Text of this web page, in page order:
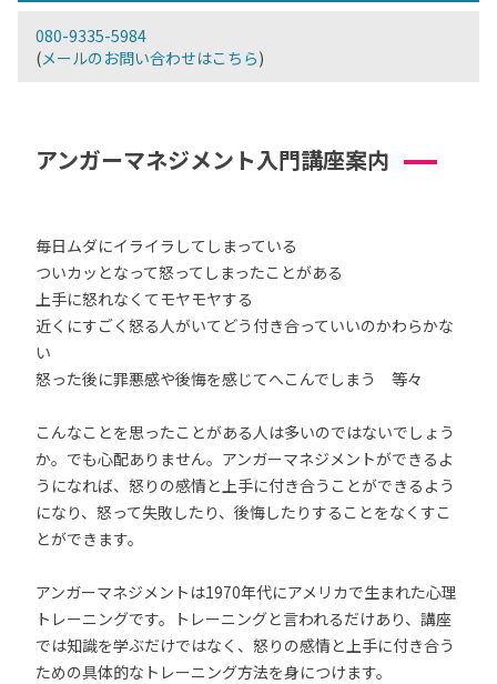
080-9335-5984
(メールのお問い合わせはこちら)
アンガーマネジメント入門講座案内
毎日ムダにイライラしてしまっている
ついカッとなって怒ってしまったことがある
上手に怒れなくてモヤモヤする
近くにすごく怒る人がいてどう付き合っていいのかわらかな
い
怒った後に罪悪感や後悔を感じてへこんでしまう 等々
こんなことを思ったことがある人は多いのではないでしょう
か。でも心配ありません。アンガーマネジメントができるよ
うになれば、怒りの感情と上手に付き合うことができるよう
になり、怒って失敗したり、後悔したりすることをなくすこ
とができます。
アンガーマネジメントは1970年代にアメリカで生まれた心理
トレーニングです。トレーニングと言われるだけあり、講座
では知識を学ぶだけではなく、怒りの感情と上手に付き合う
ための具体的なトレーニング方法を身につけます。